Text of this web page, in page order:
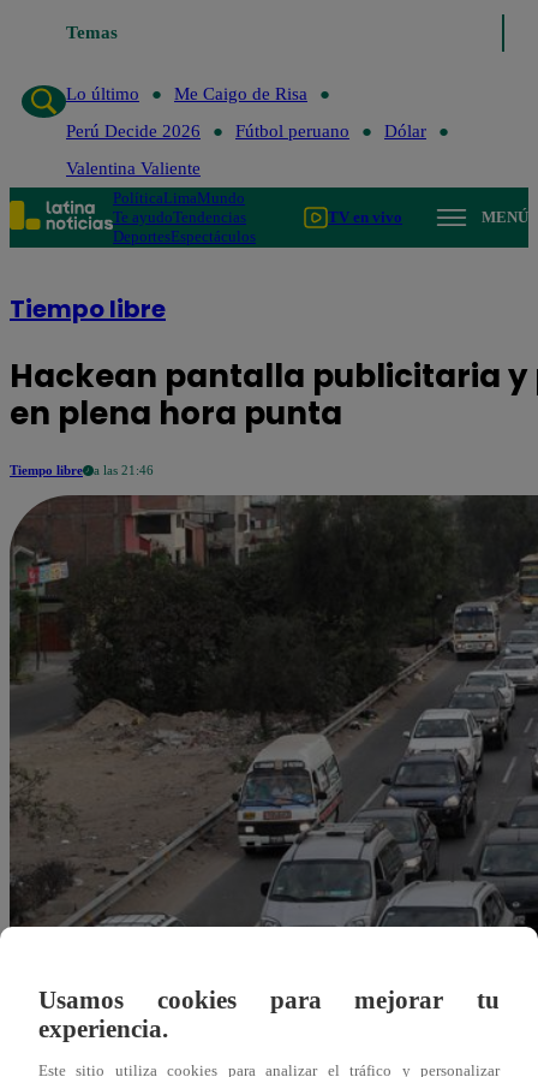
Temas
Lo último
Me Caigo de Risa
Perú Decide 2026
Fútbol peruano
Dólar
Valentina Valiente
PolíticaLimaMundo
Te ayudoTendencias
DeportesEspectáculos
TV en vivo MENÚ
Tiempo libre
Hackean pantalla publicitaria
en plena hora punta
Tiempo libre a las 21:46
Usamos cookies para mejorar tu
experiencia.
Este sitio utiliza cookies para analizar el tráfico y personalizar